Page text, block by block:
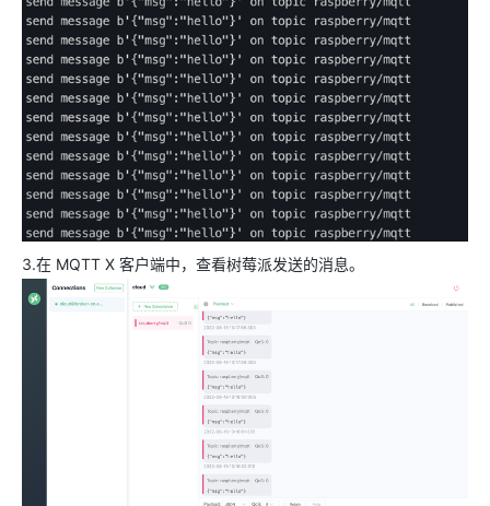
3.在 MQTT X 客户端中，查看树莓派发送的消息。